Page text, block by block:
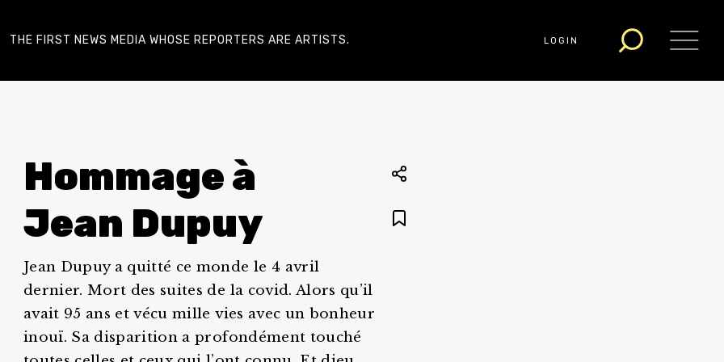
THE FIRST NEWS MEDIA WHOSE REPORTERS ARE ARTISTS. LOGIN
Hommage à
Jean Dupuy
Jean Dupuy a quitté ce monde le 4 avril
dernier. Mort des suites de la covid. Alors qu’il
avait 95 ans et vécu mille vies avec un bonheur
inouï. Sa disparition a profondément touché